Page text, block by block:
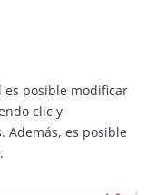
es posible modificar
clic y
Además, es posible